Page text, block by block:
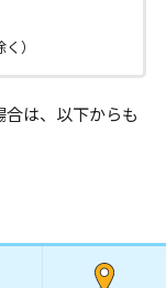
）
は、以下からも